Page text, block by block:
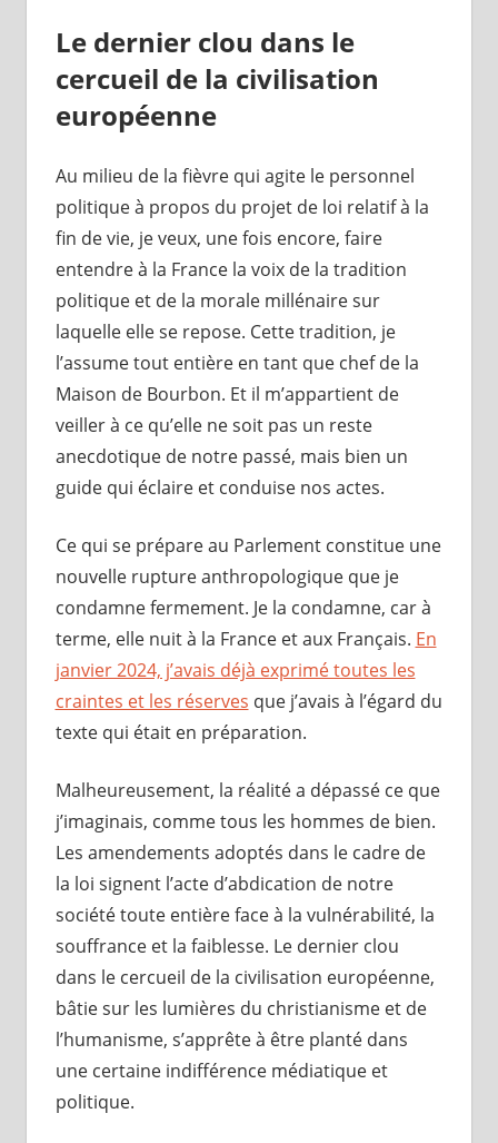
Le dernier clou dans le
cercueil de la civilisation
européenne
Au milieu de la fièvre qui agite le personnel
politique à propos du projet de loi relatif à la
fin de vie, je veux, une fois encore, faire
entendre à la France la voix de la tradition
politique et de la morale millénaire sur
laquelle elle se repose. Cette tradition, je
l’assume tout entière en tant que chef de la
Maison de Bourbon. Et il m’appartient de
veiller à ce qu’elle ne soit pas un reste
anecdotique de notre passé, mais bien un
guide qui éclaire et conduise nos actes.
Ce qui se prépare au Parlement constitue une
nouvelle rupture anthropologique que je
condamne fermement. Je la condamne, car à
terme, elle nuit à la France et aux Français. En
janvier 2024, j’avais déjà exprimé toutes les
craintes et les réserves que j’avais à l’égard du
texte qui était en préparation.
Malheureusement, la réalité a dépassé ce que
j’imaginais, comme tous les hommes de bien.
Les amendements adoptés dans le cadre de
la loi signent l’acte d’abdication de notre
société toute entière face à la vulnérabilité, la
souffrance et la faiblesse. Le dernier clou
dans le cercueil de la civilisation européenne,
bâtie sur les lumières du christianisme et de
l’humanisme, s’apprête à être planté dans
une certaine indifférence médiatique et
politique.